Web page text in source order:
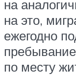
на
на это,
ежегодно
по месту